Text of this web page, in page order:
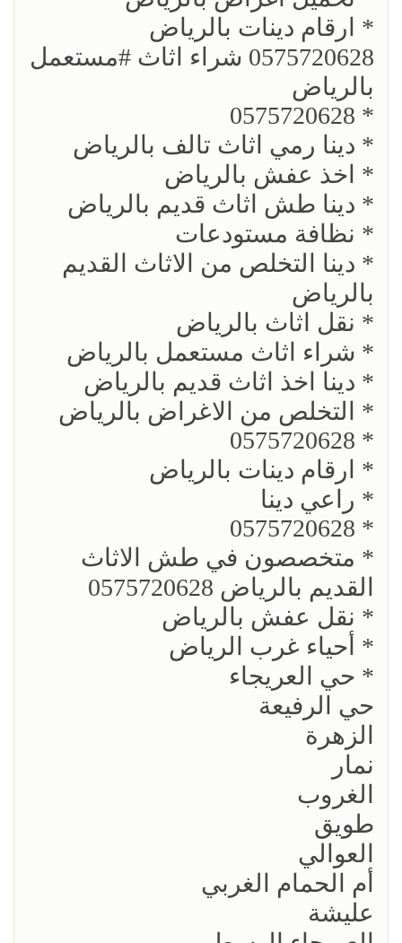
* ارقام دينات بالرياض
0575720628 شراء اثاث #مستعمل
بالرياض
* 0575720628
* دينا رمي اثاث تالف بالرياض
* اخذ عفش بالرياض
* دينا طش اثاث قديم بالرياض
* نظافة مستودعات
* دينا التخلص من الاثاث القديم
بالرياض
* نقل اثاث بالرياض
* شراء اثاث مستعمل بالرياض
* دينا اخذ اثاث قديم بالرياض
* التخلص من الاغراض بالرياض
* 0575720628
* ارقام دينات بالرياض
* راعي دينا
* 0575720628
* متخصصون في طش الاثاث
القديم بالرياض 0575720628
* نقل عفش بالرياض
* أحياء غرب الرياض
* حي العريجاء​
حي الرفيعة​
الزهرة​
نمار​
الغروب​
طويق​
العوالي
أم الحمام الغربي
عليشة​